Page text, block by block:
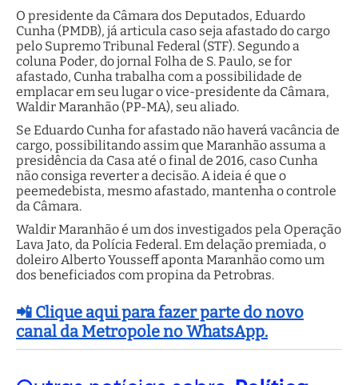
O presidente da Câmara dos Deputados, Eduardo
Cunha (PMDB), já articula caso seja afastado do cargo
pelo Supremo Tribunal Federal (STF). Segundo a
coluna Poder, do jornal Folha de S. Paulo, se for
afastado, Cunha trabalha com a possibilidade de
emplacar em seu lugar o vice-presidente da Câmara,
Waldir Maranhão (PP-MA), seu aliado.
Se Eduardo Cunha for afastado não haverá vacância de
cargo, possibilitando assim que Maranhão assuma a
presidência da Casa até o final de 2016, caso Cunha
não consiga reverter a decisão. A ideia é que o
peemedebista, mesmo afastado, mantenha o controle
da Câmara.
Waldir Maranhão é um dos investigados pela Operação
Lava Jato, da Polícia Federal. Em delação premiada, o
doleiro Alberto Yousseff aponta Maranhão como um
dos beneficiados com propina da Petrobras.
📲 Clique aqui para fazer parte do novo
canal da Metropole no WhatsApp.